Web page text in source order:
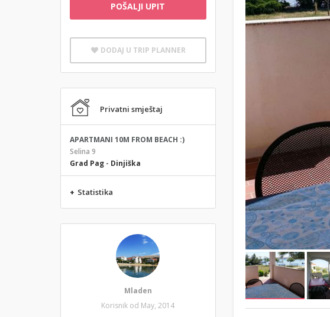
POŠALJI UPIT
DODAJ U TRIP PLANNER
Privatni smještaj
APARTMANI 10M FROM BEACH :)
Selina 9
Grad Pag - Dinjiška
+ Statistika
Mladen
Korisnik od May, 2014